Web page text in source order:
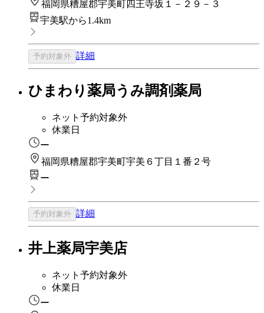
福岡県糟屋郡宇美町四王寺坂１－２９－３
宇美駅から1.4km
予約対象外 詳細
ひまわり薬局うみ調剤薬局
ネット予約対象外
休業日
ー
福岡県糟屋郡宇美町宇美６丁目１番２号
ー
予約対象外 詳細
井上薬局宇美店
ネット予約対象外
休業日
ー